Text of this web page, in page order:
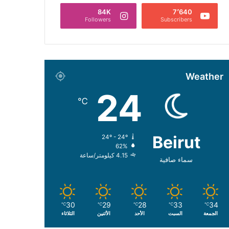
7٬640
Subscribers
84K
Followers
Weather
Beirut
سماء صافية
24
℃
24º - 24º
62%
4.15 كيلومتر/ساعة
34
℃
الجمعة
33
℃
السبت
28
℃
الأحد
29
℃
الأثنين
30
℃
الثلاثاء